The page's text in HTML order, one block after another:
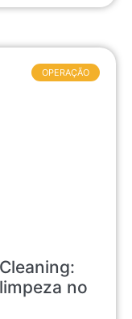
no
OPERAÇÃO